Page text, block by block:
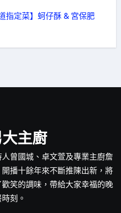
指定菜】蚵仔酥 & 宮保肥
主廚
人曾國城、卓文萱及專業主廚詹
播十餘年來不斷推陳出新，將
笑的調味，帶給大家幸福的晚
刻。